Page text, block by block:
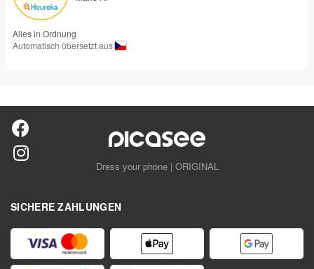
Alles in Ordnung
Automatisch übersetzt aus
Dress your phone | ORIGINAL
SICHERE ZAHLUNGEN